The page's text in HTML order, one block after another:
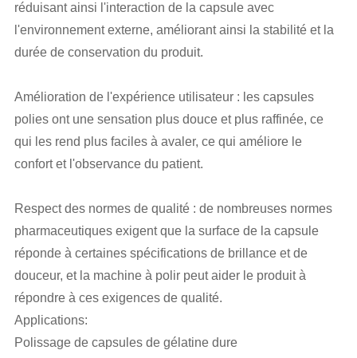
réduisant ainsi l'interaction de la capsule avec
l'environnement externe, améliorant ainsi la stabilité et la
durée de conservation du produit.
Amélioration de l'expérience utilisateur : les capsules
polies ont une sensation plus douce et plus raffinée, ce
qui les rend plus faciles à avaler, ce qui améliore le
confort et l'observance du patient.
Respect des normes de qualité : de nombreuses normes
pharmaceutiques exigent que la surface de la capsule
réponde à certaines spécifications de brillance et de
douceur, et la machine à polir peut aider le produit à
répondre à ces exigences de qualité.
Applications:
Polissage de capsules de gélatine dure